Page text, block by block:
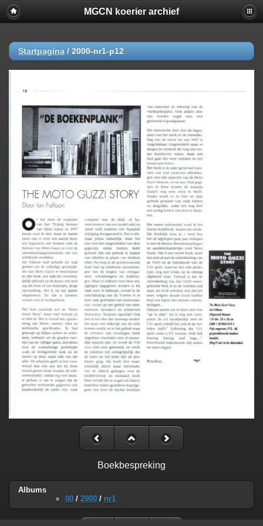
MGCN koerier archief
Startpagina / 2000-nr1-p12
Boekbespreking
Albums
00 / 2000 / nr1